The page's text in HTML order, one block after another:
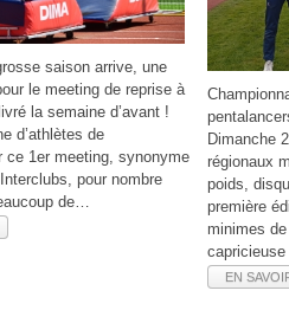
saison arrive, une
le meeting de reprise à
la semaine d’avant !
d’athlètes de
ce 1er meeting, synonyme
pour nombre
de…
Dimanche
régionaux
poids,
première
minimes
EN